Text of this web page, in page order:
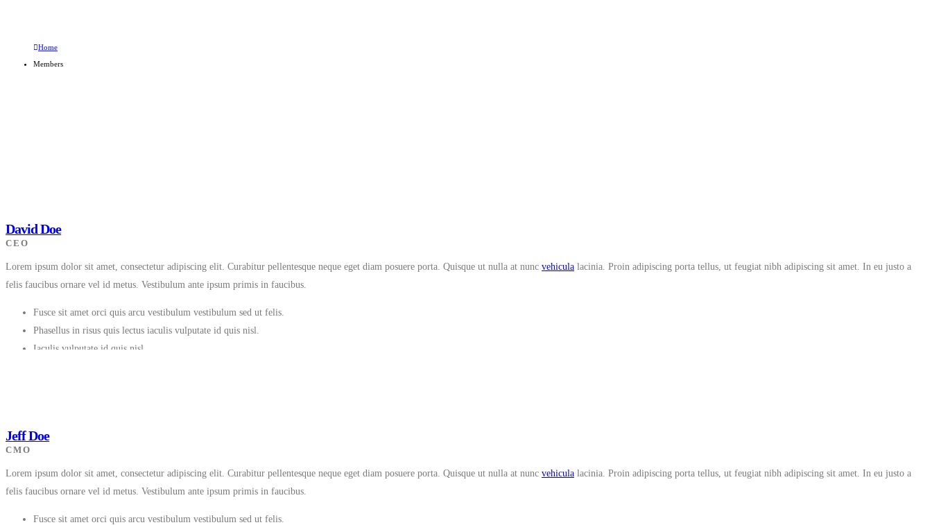
Home
Members
David Doe
CEO
Lorem ipsum dolor sit amet, consectetur adipiscing elit. Curabitur pellentesque neque eget diam posuere porta. Quisque ut nulla at nunc vehicula lacinia. Proin adipiscing porta tellus, ut feugiat nibh adipiscing sit amet. In eu justo a
felis faucibus ornare vel id metus. Vestibulum ante ipsum primis in faucibus.
Fusce sit amet orci quis arcu vestibulum vestibulum sed ut felis.
Phasellus in risus quis lectus iaculis vulputate id quis nisl.
Iaculis vulputate id quis nisl.
Jeff Doe
CMO
Lorem ipsum dolor sit amet, consectetur adipiscing elit. Curabitur pellentesque neque eget diam posuere porta. Quisque ut nulla at nunc vehicula lacinia. Proin adipiscing porta tellus, ut feugiat nibh adipiscing sit amet. In eu justo a
felis faucibus ornare vel id metus. Vestibulum ante ipsum primis in faucibus.
Fusce sit amet orci quis arcu vestibulum vestibulum sed ut felis.